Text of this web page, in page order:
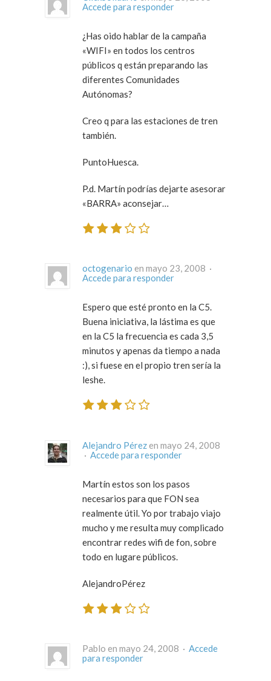
Accede para responder
¿Has oido hablar de la campaña
«WIFI» en todos los centros
públicos q están preparando las
diferentes Comunidades
Autónomas?
Creo q para las estaciones de tren
también.
PuntoHuesca.
P.d. Martín podrías dejarte asesorar
«BARRA» aconsejar…
octogenario
en mayo 23, 2008 ·
Accede para responder
Espero que esté pronto en la C5.
Buena iniciativa, la lástima es que
en la C5 la frecuencia es cada 3,5
minutos y apenas da tiempo a nada
:), si fuese en el propio tren sería la
leshe.
Alejandro Pérez en mayo 24, 2008
· Accede para responder
Martín estos son los pasos
necesarios para que FON sea
realmente útil. Yo por trabajo viajo
mucho y me resulta muy complicado
encontrar redes wifi de fon, sobre
todo en lugare públicos.
AlejandroPérez
Pablo en mayo 24, 2008 · Accede
para responder